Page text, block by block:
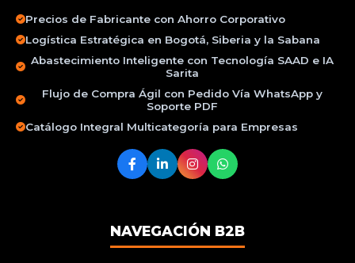
Precios de Fabricante con Ahorro Corporativo
Logística Estratégica en Bogotá, Siberia y la Sabana
Abastecimiento Inteligente con Tecnología SAAD e IA
Sarita
Flujo de Compra Ágil con Pedido Vía WhatsApp y
Soporte PDF
Catálogo Integral Multicategoría para Empresas
NAVEGACIÓN B2B